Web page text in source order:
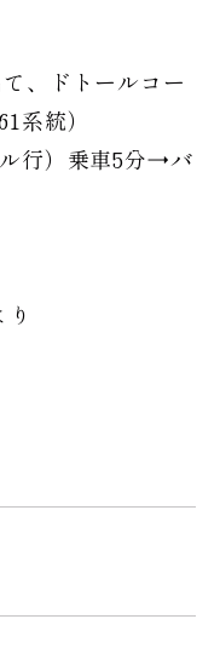
、ドトールコー
系統）
行）乗車5分→バ